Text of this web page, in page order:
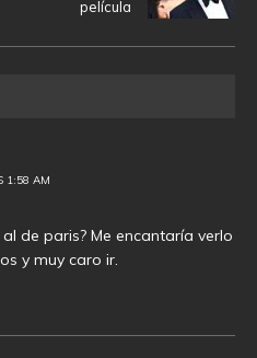
película
1:58 AM
de paris? Me encantaría verlo
y muy caro ir.